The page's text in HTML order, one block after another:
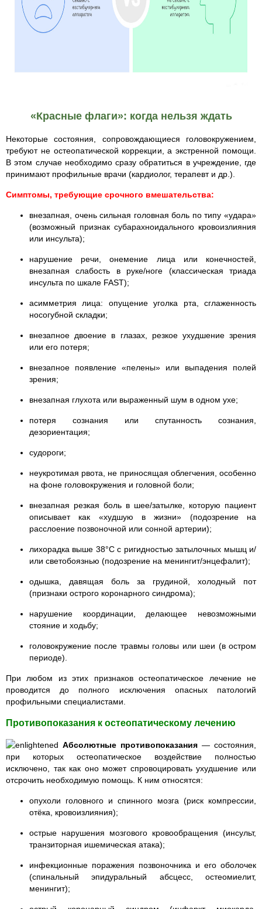
«Красные флаги»: когда нельзя ждать
Некоторые состояния, сопровождающиеся головокружением,
требуют не остеопатической коррекции, а экстренной помощи.
В этом случае необходимо сразу обратиться в учреждение, где
принимают профильные врачи (кардиолог, терапевт и др.).
Симптомы, требующие срочного вмешательства:
внезапная, очень сильная головная боль по типу «удара»
(возможный признак субарахноидального кровоизлияния
или инсульта);
нарушение речи, онемение лица или конечностей,
внезапная слабость в руке/ноге (классическая триада
инсульта по шкале FAST);
асимметрия лица: опущение уголка рта, сглаженность
носогубной складки;
внезапное двоение в глазах, резкое ухудшение зрения
или его потеря;
внезапное появление «пелены» или выпадения полей
зрения;
внезапная глухота или выраженный шум в одном ухе;
потеря сознания или спутанность сознания,
дезориентация;
судороги;
неукротимая рвота, не приносящая облегчения, особенно
на фоне головокружения и головной боли;
внезапная резкая боль в шее/затылке, которую пациент
описывает как «худшую в жизни» (подозрение на
расслоение позвоночной или сонной артерии);
лихорадка выше 38°C с ригидностью затылочных мышц и/
или светобоязнью (подозрение на менингит/энцефалит);
одышка, давящая боль за грудиной, холодный пот
(признаки острого коронарного синдрома);
нарушение координации, делающее невозможными
стояние и ходьбу;
головокружение после травмы головы или шеи (в остром
периоде).
При любом из этих признаков остеопатическое лечение не
проводится до полного исключения опасных патологий
профильными специалистами.
Противопоказания к остеопатическому лечению
Абсолютные противопоказания — состояния,
при которых остеопатическое воздействие полностью
исключено, так как оно может спровоцировать ухудшение или
отсрочить необходимую помощь. К ним относятся:
опухоли головного и спинного мозга (риск компрессии,
отёка, кровоизлияния);
острые нарушения мозгового кровообращения (инсульт,
транзиторная ишемическая атака);
инфекционные поражения позвоночника и его оболочек
(спинальный эпидуральный абсцесс, остеомиелит,
менингит);